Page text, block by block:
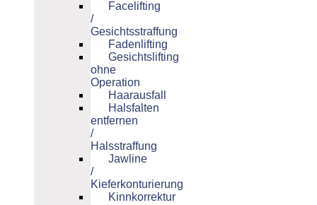
Facelifting
/
Gesichtsstraffung
Fadenlifting
Gesichtslifting
ohne
Operation
Haarausfall
Halsfalten
entfernen
/
Halsstraffung
Jawline
/
Kieferkonturierung
Kinnkorrektur